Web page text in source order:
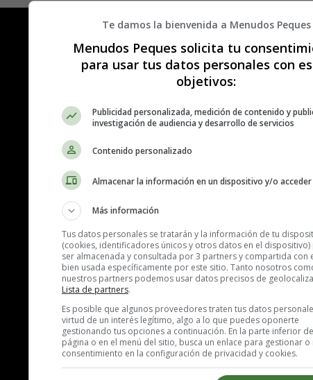
Te damos la bienvenida a Menudos Peques
Menudos Peques solicita tu
para usar tus datos personales con
objetivos:
Publicidad personalizada, medición de contenido y
investigación de audiencia y desarrollo de servicios
Contenido personalizado
Almacenar la información en un dispositivo y/o acceder
Más información
Tus datos personales se tratarán y la información de tu
(cookies, identificadores únicos y otros datos en el
ser almacenada y consultada por 3 partners y compartida con
bien usada específicamente por este sitio. Tanto nosotros
nuestros partners podemos usar datos precisos de
Lista de partners.
Es posible que algunos proveedores traten tus datos
virtud de un interés legítimo, algo a lo que puedes oponerte
gestionando tus opciones a continuación. En la parte inferior
página o en el menú del sitio, busca un enlace para gestionar
consentimiento en la configuración de privacidad y cookies.